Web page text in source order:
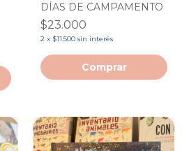
DÍAS DE CAMPAMENTO
$23.000
2 x $11.500 sin interés